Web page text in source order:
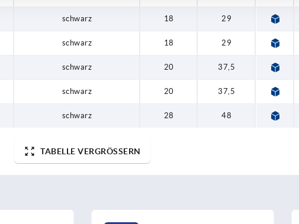
schwarz 18 29
schwarz 18 29
schwarz 20 37,5
schwarz 20 37,5
schwarz 28 48
TABELLE VERGRÖSSERN